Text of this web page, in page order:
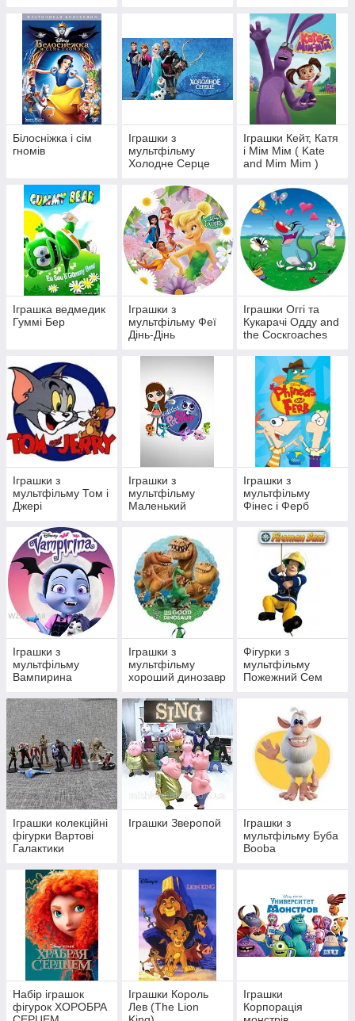
Білосніжка і сім
гномів
Іграшки з
мультфільму
Холодне Серце
Іграшки Кейт, Катя
і Мім Мім ( Kate
and Mim Mim )
Іграшка ведмедик
Гуммі Бер
Іграшки з
мультфільму Феї
Дінь-Дінь
Іграшки Оггі та
Кукарачі Одду and
the Соскгоасһеѕ
Іграшки з
мультфільму Том і
Джері
Іграшки з
мультфільму
Маленький
Іграшки з
мультфільму
Фінес і Ферб
Іграшки з
мультфільму
Вампирина
Іграшки з
мультфільму
хороший динозавр
Фігурки з
мультфільму
Пожежний Сем
Іграшки колекційні
фігурки Вартові
Галактики
Іграшки Зверопой
Іграшки з
мультфільму Буба
Booba
Набір іграшок
фігурок ХОРОБРА
Іграшки Король
Лев (The Lion
Іграшки
Корпорація